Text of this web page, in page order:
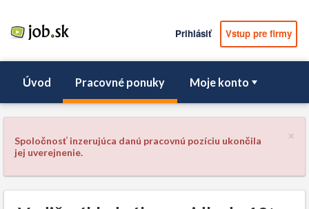
Prihlásiť Vstup pre firmy
Úvod Pracovné ponuky Moje konto
×
Spoločnosť inzerujúca danú pracovnú pozíciu ukončila
jej uverejnenie.